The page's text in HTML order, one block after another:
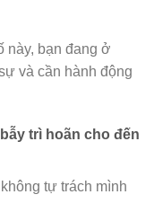
này, bạn đang ở
và cần hành động
trì hoãn cho đến
tự trách mình